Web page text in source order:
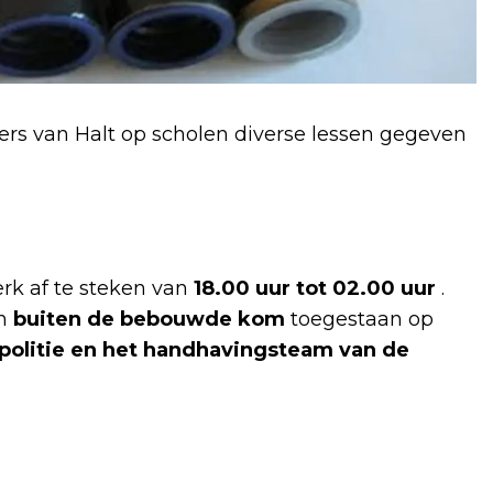
van Halt op scholen diverse lessen gegeven
af te steken van 18.00 uur tot 02.00 uur .
buiten de bebouwde kom toegestaan op
en het handhavingsteam van de